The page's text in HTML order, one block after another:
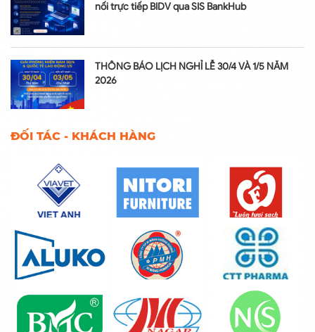
nối trực tiếp BIDV qua SIS BankHub
THÔNG BÁO LỊCH NGHỈ LỄ 30/4 VÀ 1/5 NĂM
2026
ĐỐI TÁC - KHÁCH HÀNG